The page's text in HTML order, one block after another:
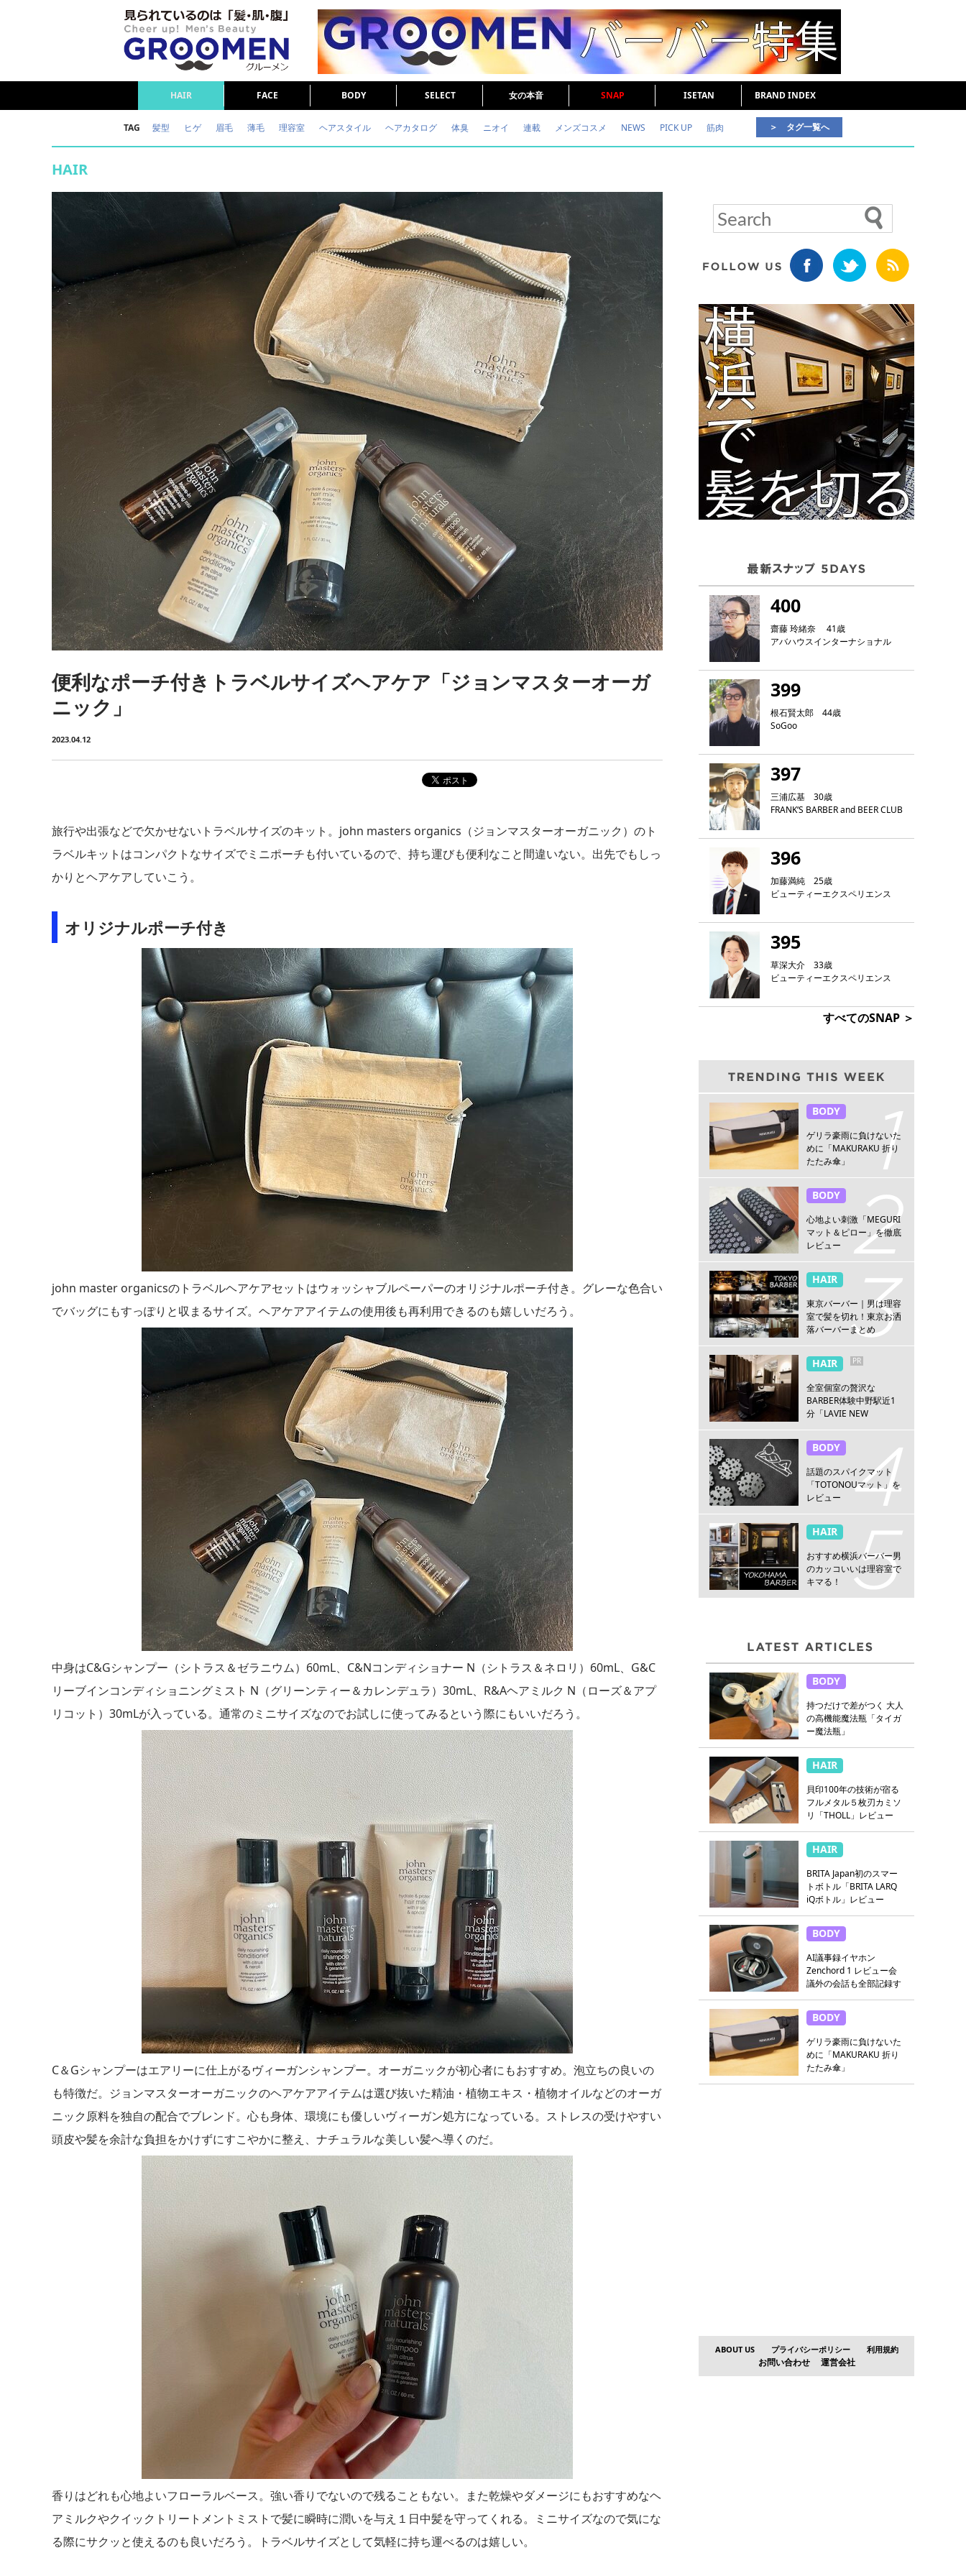
HAIR FACE BODY SELECT 女の本音 SNAP ISETAN BRAND INDEX
TAG 髪型 ヒゲ 眉毛 薄毛 理容室 ヘアスタイル ヘアカタログ 体臭 ニオイ 連載 メンズコスメ NEWS PICK UP 筋肉
理容室
＞ タグ一覧へ
HAIR
便利なポーチ付きトラベルサイズヘアケア「ジョンマスターオーガ
ニック」
2023.04.12
旅行や出張などで欠かせないトラベルサイズのキット。john masters organics（ジョンマスターオーガニック）のト
ラベルキットはコンパクトなサイズでミニポーチも付いているので、持ち運びも便利なこと間違いない。出先でもしっ
かりとヘアケアしていこう。
オリジナルポーチ付き
john master organicsのトラベルヘアケアセットはウォッシャブルペーパーのオリジナルポーチ付き。グレーな色合い
でバッグにもすっぽりと収まるサイズ。ヘアケアアイテムの使用後も再利用できるのも嬉しいだろう。
中身はC&Gシャンプー（シトラス＆ゼラニウム）60mL、C&Nコンディショナー N（シトラス＆ネロリ）60mL、G&C
リーブインコンディショニングミスト N（グリーンティー＆カレンデュラ）30mL、R&Aヘアミルク N（ローズ＆アプ
リコット）30mLが入っている。通常のミニサイズなのでお試しに使ってみるという際にもいいだろう。
C＆Gシャンプーはエアリーに仕上がるヴィーガンシャンプー。オーガニックが初心者にもおすすめ。泡立ちの良いの
も特徴だ。ジョンマスターオーガニックのヘアケアアイテムは選び抜いた精油・植物エキス・植物オイルなどのオーガ
ニック原料を独自の配合でブレンド。心も身体、環境にも優しいヴィーガン処方になっている。ストレスの受けやすい
頭皮や髪を余計な負担をかけずにすこやかに整え、ナチュラルな美しい髪へ導くのだ。
香りはどれも心地よいフローラルベース。強い香りでないので残ることもない。また乾燥やダメージにもおすすめなヘ
アミルクやクイックトリートメントミストで髪に瞬時に潤いを与え１日中髪を守ってくれる。ミニサイズなので気にな
る際にサクッと使えるのも良いだろう。トラベルサイズとして気軽に持ち運べるのは嬉しい。
400
齋藤 玲緒奈 41歳
アバハウスインターナショナル
399
根石賢太郎 44歳
SoGoo
397
三浦広基 30歳
FRANK‘S BARBER and BEER CLUB
396
加藤満純 25歳
ビューティーエクスペリエンス
395
草深大介 33歳
ビューティーエクスペリエンス
すべてのSNAP ＞
BODY
ゲリラ豪雨に負けないた
めに「MAKURAKU 折り
たたみ傘」
BODY
心地よい刺激「MEGURI
マット＆ピロー」を徹底
レビュー
HAIR
東京バーバー｜男は理容
室で髪を切れ！東京お洒
落バーバーまとめ
HAIR PR
全室個室の贅沢な
BARBER体験中野駅近1
分「LAVIE NEW
野」
BODY
話題のスパイクマット
「TOTONOUマット」を
レビュー
HAIR
おすすめ横浜バーバー男
のカッコいいは理容室で
キマる！
BODY
持つだけで差がつく 大人
の高機能魔法瓶「タイガ
ー魔法瓶」
HAIR
貝印100年の技術が宿る
フルメタル５枚刃カミソ
リ「THOLL」レビュー
HAIR
BRITA Japan初のスマー
トボトル「BRITA LARQ
iQボトル」レビュー
BODY
AI議事録イヤホン
Zenchord 1 レビュー会
議外の会話も全部記録す
BODY
ゲリラ豪雨に負けないた
めに「MAKURAKU 折り
たたみ傘」
ABOUT US プライバシーポリシー 利用規約
お問い合わせ 運営会社